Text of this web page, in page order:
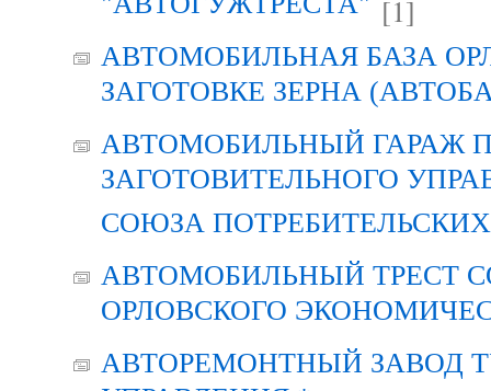
[1]
АВТОМОБИЛЬНАЯ БАЗА
ЗАГОТОВКЕ ЗЕРНА
АВТОМОБИЛЬНЫЙ ГАРАЖ
ЗАГОТОВИТЕЛЬНОГО
СОЮЗА
АВТОМОБИЛЬНЫЙ ТРЕСТ
ОРЛОВСКОГО
АВТОРЕМОНТНЫЙ ЗАВОД